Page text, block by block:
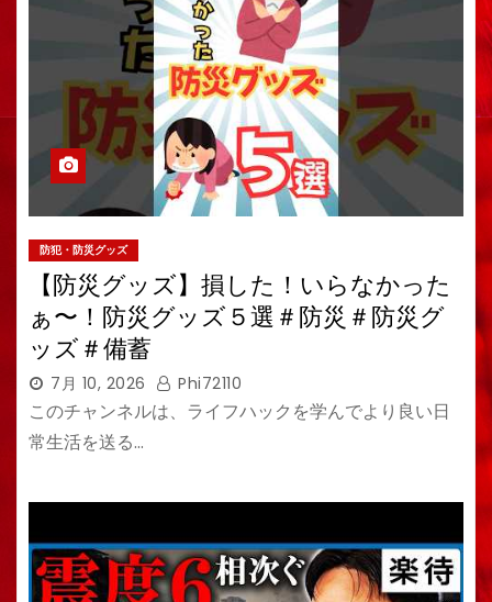
防犯・防災グッズ
【防災グッズ】損した！いらなかった
ぁ〜！防災グッズ５選＃防災＃防災グ
ッズ＃備蓄
7月 10, 2026 Phi72110
このチャンネルは、ライフハックを学んでより良い日
常生活を送る…